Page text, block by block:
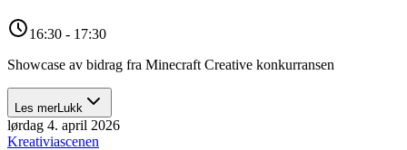
16:30 - 17:30
Showcase av bidrag fra Minecraft Creative konkurransen
Les merLukk
lørdag 4. april 2026
Kreativiascenen